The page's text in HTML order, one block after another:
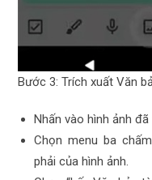
Bước 3: Trích xuất Văn
Nhấn vào hình ảnh
Chọn menu ba
phải của hình ảnh.